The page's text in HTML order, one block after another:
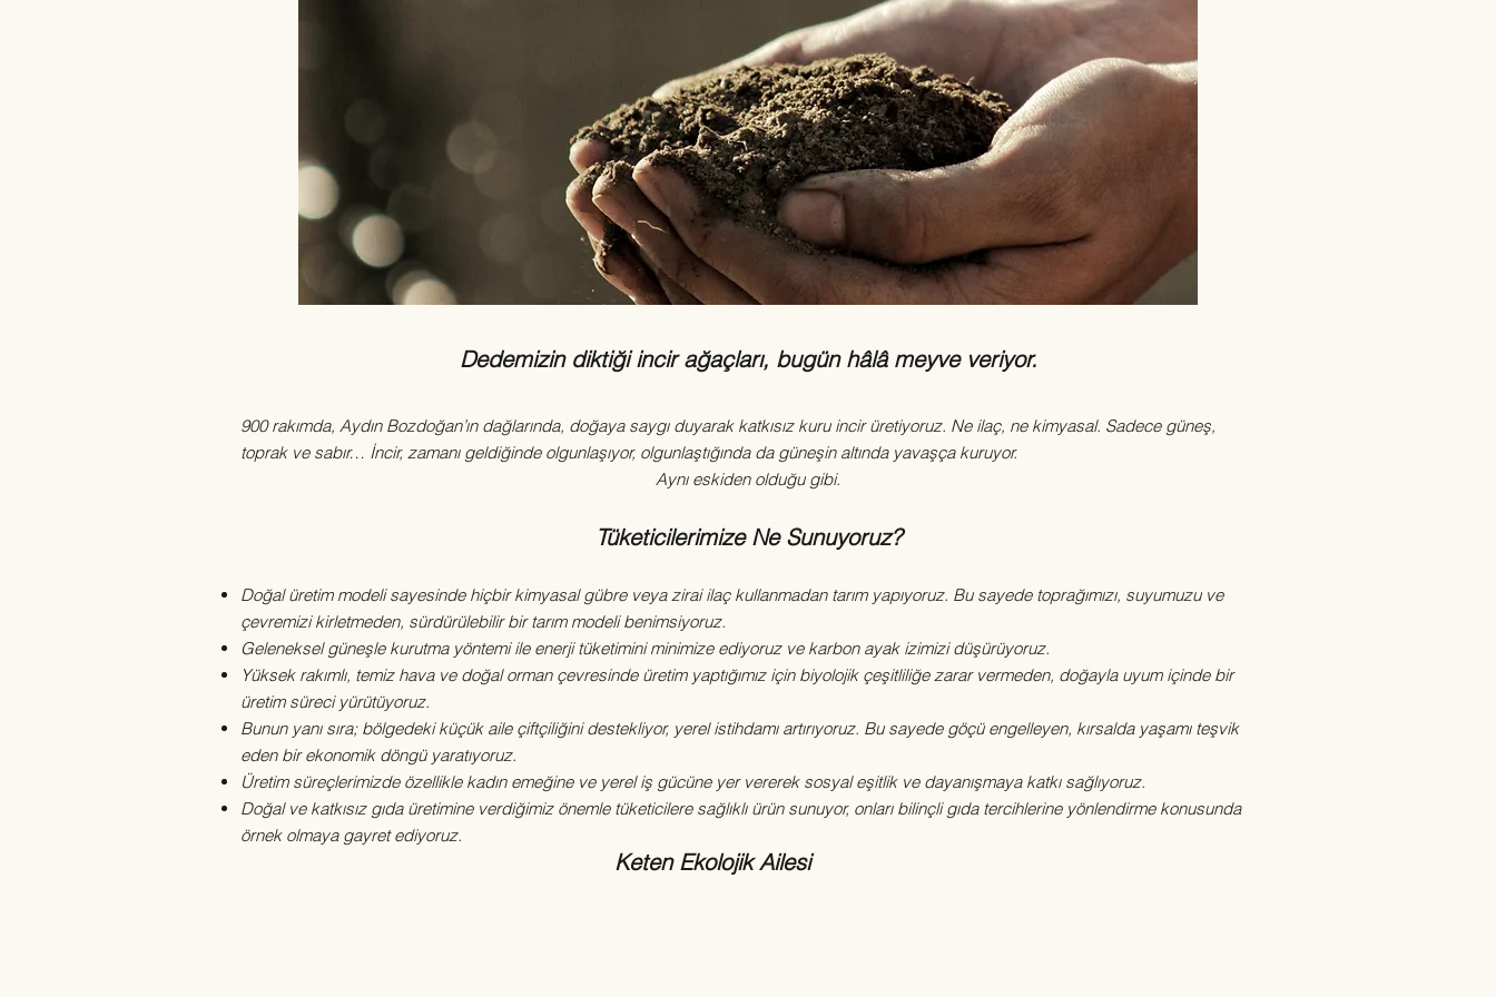
Dedemizin diktiği incir ağaçları, bugün hâlâ meyve veriyor.
900 rakımda, Aydın Bozdoğan’ın dağlarında, doğaya saygı duyarak katkısız kuru incir üretiyoruz. Ne ilaç, ne kimyasal. Sadece güneş,
toprak ve sabır… İncir, zamanı geldiğinde olgunlaşıyor, olgunlaştığında da güneşin altında yavaşça kuruyor.
Aynı eskiden olduğu gibi.
Tüketicilerimize Ne Sunuyoruz?
Doğal üretim modeli sayesinde hiçbir kimyasal gübre veya zirai ilaç kullanmadan tarım yapıyoruz. Bu sayede toprağımızı, suyumuzu ve
çevremizi kirletmeden, sürdürülebilir bir tarım modeli benimsiyoruz.
Geleneksel güneşle kurutma yöntemi ile enerji tüketimini minimize ediyoruz ve karbon ayak izimizi düşürüyoruz.
Yüksek rakımlı, temiz hava ve doğal orman çevresinde üretim yaptığımız için biyolojik çeşitliliğe zarar vermeden, doğayla uyum içinde bir
üretim süreci yürütüyoruz.
Bunun yanı sıra; bölgedeki küçük aile çiftçiliğini destekliyor, yerel istihdamı artırıyoruz. Bu sayede göçü engelleyen, kırsalda yaşamı teşvik
eden bir ekonomik döngü yaratıyoruz.
Üretim süreçlerimizde özellikle kadın emeğine ve yerel iş gücüne yer vererek sosyal eşitlik ve dayanışmaya katkı sağlıyoruz.
Doğal ve katkısız gıda üretimine verdiğimiz önemle tüketicilere sağlıklı ürün sunuyor, onları bilinçli gıda tercihlerine yönlendirme konusunda
örnek olmaya gayret ediyoruz.
Keten Ekolojik Ailesi